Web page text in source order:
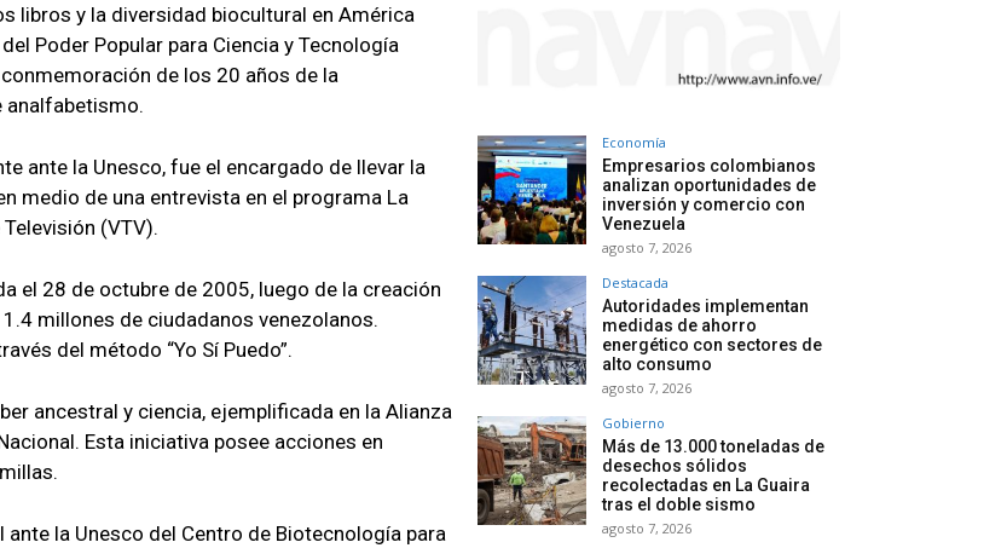
libros y la diversidad biocultural en América
Poder Popular para Ciencia y Tecnología
de los 20 años de la
analfabetismo.
ante la Unesco, fue el encargado de llevar la
medio de una entrevista en el programa La
(VTV).
el 28 de octubre de 2005, luego de la creación
millones de ciudadanos venezolanos.
del método “Yo Sí Puedo”.
ancestral y ciencia, ejemplificada en la Alianza
Esta iniciativa posee acciones en
la Unesco del Centro de Biotecnología para
Economía
Empresarios colombianos
analizan oportunidades de
inversión y comercio con
Venezuela
agosto 7, 2026
Destacada
Autoridades implementan
medidas de ahorro
energético con sectores de
alto consumo
agosto 7, 2026
Gobierno
Más de 13.000 toneladas de
desechos sólidos
recolectadas en La Guaira
tras el doble sismo
agosto 7, 2026